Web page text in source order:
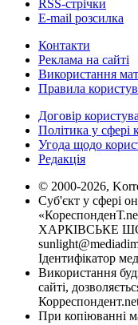
RSS-стрічки
E-mail розсилка
Контакти
Реклама на сайті
Використання
Правила
Договір
Політика у сфері
Угода щодо
Редакція
© 2000-2026,
Суб'єкт у сфері
ХАРКІВСЬКЕ
Ідентифікатор
Використання
сайті,
При копіюванні